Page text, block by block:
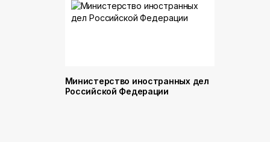
Министерство иностранных дел
Российской Федерации